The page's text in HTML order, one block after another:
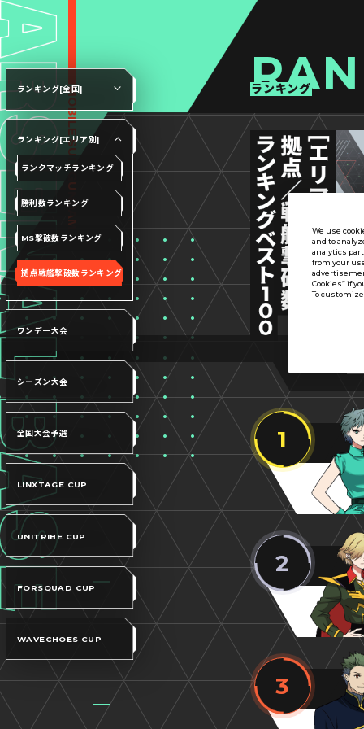
ランキング
1
2
3
ランキング[全国]
ランキング[エリア別]
ランクマッチランキング
勝利数ランキング
MS撃破数ランキング
拠点戦艦撃破数ランキング
ワンデー大会
シーズン大会
全国大会予選
LINXTAGE CUP
UNITRIBE CUP
FORSQUAD CUP
WAVECHOES CUP
We use
and to
analytics
from your
Cookies” if
To